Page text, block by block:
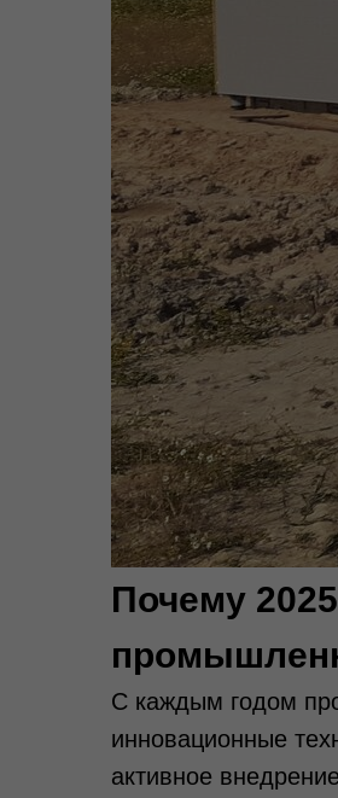
Почему
С каждым годом
инновационные
активное